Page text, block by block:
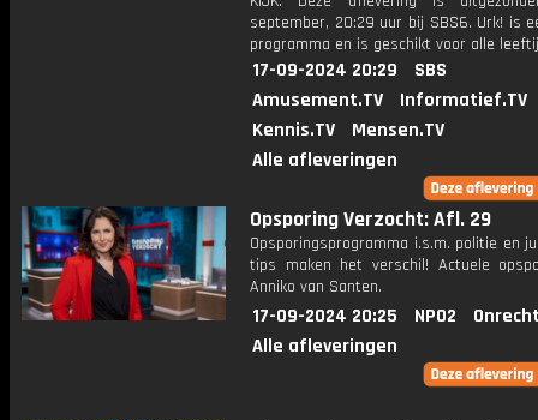
september, 20:29 uur bij SBS6. Urk! is
programma en is geschikt voor alle
17-09-2024 20:29
SBS
Amusement.TV
Informatief.TV
Kennis.TV
Mensen.TV
Alle afleveringen
Opsporing Verzocht: Afl. 29
Opsporingsprogramma i.s.m. politie en
tips maken het verschil! Actuele
Anniko van Santen.
17-09-2024 20:25 NPO2
Alle afleveringen